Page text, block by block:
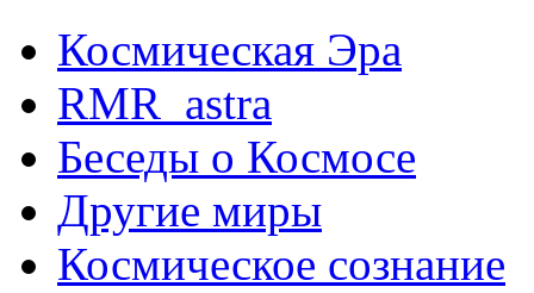
Космическая Эра
RMR_astra
Беседы о Космосе
Другие миры
Космическое сознание